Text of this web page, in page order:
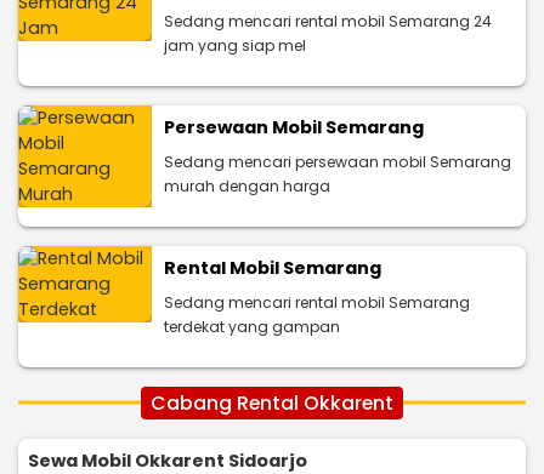
Sedang mencari rental mobil Semarang 24
jam yang siap mel
Persewaan Mobil Semarang
Sedang mencari persewaan mobil Semarang
murah dengan harga
Rental Mobil Semarang
Sedang mencari rental mobil Semarang
terdekat yang gampan
Cabang Rental Okkarent
Sewa Mobil Okkarent Sidoarjo